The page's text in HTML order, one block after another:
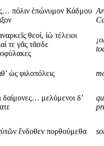
πόλιν ἐπώνυμον Κάδμου
θεοί, ἰὼ τέλειοι
τε γᾶς τᾶσδε
ὡς φιλοπόλεις
δαίμονες… μελόμενοι δ’
ἔνδοθεν πορθούμεθα